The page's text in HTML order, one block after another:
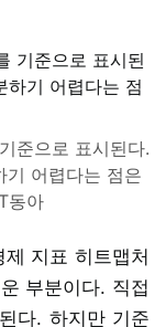
준으로 표시된다.
기 어렵다는 점은
동아
지표 히트맵처
부분이다. 직접
다. 하지만 기준